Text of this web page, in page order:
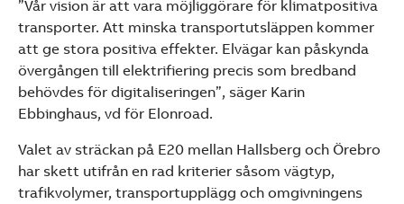
”Vår vision är att vara möjliggörare för klimatpositiva
transporter. Att minska transportutsläppen kommer
att ge stora positiva effekter. Elvägar kan påskynda
övergången till elektrifiering precis som bredband
behövdes för digitaliseringen”, säger Karin
Ebbinghaus, vd för Elonroad.
Valet av sträckan på E20 mellan Hallsberg och Örebro
har skett utifrån en rad kriterier såsom vägtyp,
trafikvolymer, transportupplägg och omgivningens